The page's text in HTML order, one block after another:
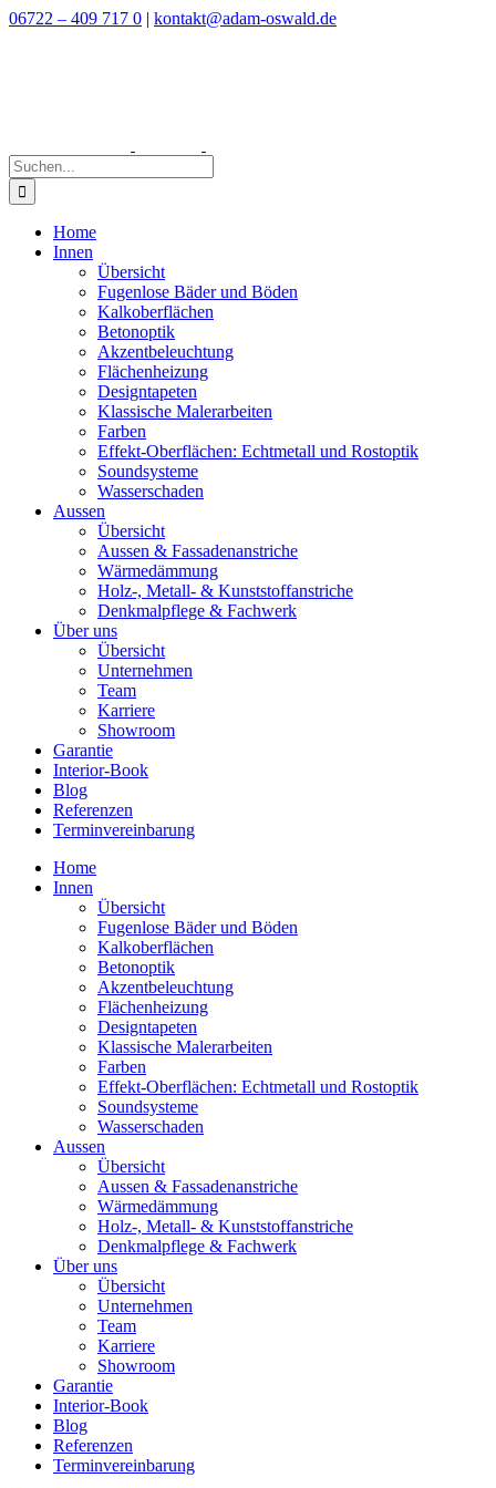
Zum
06722 – 409 717 0 | kontakt@adam-oswald.de
Suche
nach:
Home
Innen
Übersicht
Fugenlose Bäder und Böden
Kalkoberflächen
Betonoptik
Akzentbeleuchtung
Flächenheizung
Designtapeten
Klassische Malerarbeiten
Farben
Effekt-Oberflächen: Echtmetall und Rostoptik
Soundsysteme
Wasserschaden
Aussen
Übersicht
Aussen & Fassadenanstriche
Wärmedämmung
Holz-, Metall- & Kunststoffanstriche
Denkmalpflege & Fachwerk
Über uns
Übersicht
Unternehmen
Team
Karriere
Showroom
Garantie
Interior-Book
Blog
Referenzen
Terminvereinbarung
Home
Innen
Übersicht
Fugenlose Bäder und Böden
Kalkoberflächen
Betonoptik
Akzentbeleuchtung
Flächenheizung
Designtapeten
Klassische Malerarbeiten
Farben
Effekt-Oberflächen: Echtmetall und Rostoptik
Soundsysteme
Wasserschaden
Aussen
Übersicht
Aussen & Fassadenanstriche
Wärmedämmung
Holz-, Metall- & Kunststoffanstriche
Denkmalpflege & Fachwerk
Über uns
Übersicht
Unternehmen
Team
Karriere
Showroom
Garantie
Interior-Book
Blog
Referenzen
Terminvereinbarung